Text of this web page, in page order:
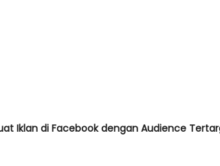
Iklan di Facebook dengan Audience